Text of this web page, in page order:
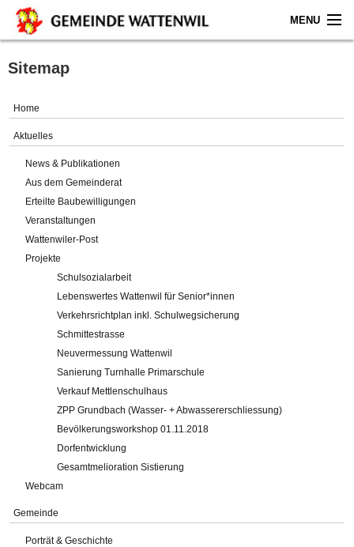
MENU
Home
Gemeinde
Verwaltung
Online-Service
Impressum
Sitemap
Home
Aktuelles
News & Publikationen
Aus dem Gemeinderat
Erteilte Baubewilligungen
Veranstaltungen
Wattenwiler-Post
Projekte
Schulsozialarbeit
Lebenswertes Wattenwil für Senior*innen
Verkehrsrichtplan inkl. Schulwegsicherung
Schmittestrasse
Neuvermessung Wattenwil
Sanierung Turnhalle Primarschule
Verkauf Mettlenschulhaus
ZPP Grundbach (Wasser- + Abwassererschliessung)
Bevölkerungsworkshop 01.11.2018
Dorfentwicklung
Gesamtmelioration Sistierung
Webcam
Gemeinde
Porträt & Geschichte